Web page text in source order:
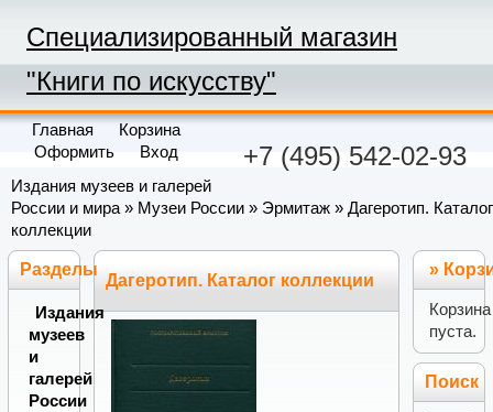
Специализированный магазин
"Книги по искусству"
+7 (495) 542-02-93
Главная
Корзина
Оформить
Вход
Издания музеев и галерей
России и мира» Музеи России » Эрмитаж » Дагеротип. Каталог
коллекции
Дагеротип. Каталог коллекции
Разделы
Издания
музеев
и
галерей
России
»
Корзина
пуста.
Поиск